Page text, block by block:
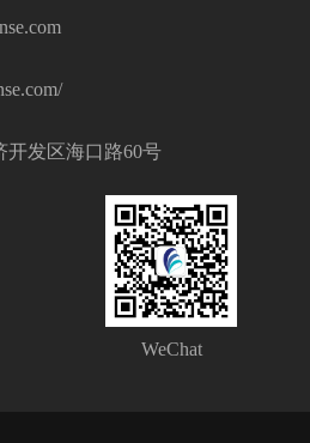
开发区海口路60号
WeChat